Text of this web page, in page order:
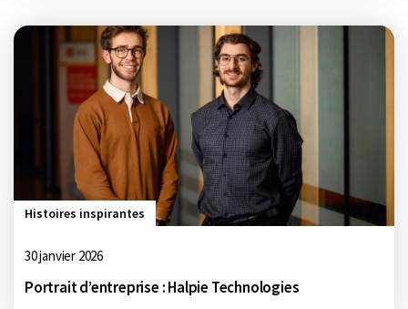
Histoires inspirantes
30 janvier 2026
Portrait d’entreprise : Halpie Technologies